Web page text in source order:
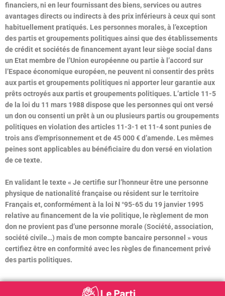
financiers, ni en leur fournissant des biens, services ou autres
avantages directs ou indirects à des prix inférieurs à ceux qui sont
habituellement pratiqués. Les personnes morales, à l’exception
des partis et groupements politiques ainsi que des établissements
de crédit et sociétés de financement ayant leur siège social dans
un Etat membre de l’Union européenne ou partie à l’accord sur
l’Espace économique européen, ne peuvent ni consentir des prêts
aux partis et groupements politiques ni apporter leur garantie aux
prêts octroyés aux partis et groupements politiques. L’article 11-5
de la loi du 11 mars 1988 dispose que les personnes qui ont versé
un don ou consenti un prêt à un ou plusieurs partis ou groupements
politiques en violation des articles 11-3-1 et 11-4 sont punies de
trois ans d’emprisonnement et de 45 000 € d’amende. Les mêmes
peines sont applicables au bénéficiaire du don versé en violation
de ce texte.
En validant le texte « Je certifie sur l’honneur être une personne
physique de nationalité française ou résident sur le territoire
Français et, conformément à la loi N °95-65 du 19 janvier 1995
relative au financement de la vie politique, le règlement de mon
don ne provient pas d’une personne morale (Société, association,
société civile…) mais de mon compte bancaire personnel » vous
certifiez être en conformité avec les règles de financement privé
des partis politiques.